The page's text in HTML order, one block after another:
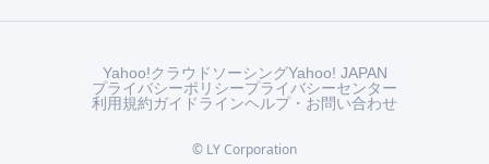
Yahoo!クラウドソーシングYahoo! JAPAN
プライバシーポリシープライバシーセンター
利用規約ガイドラインヘルプ・お問い合わせ
© LY Corporation